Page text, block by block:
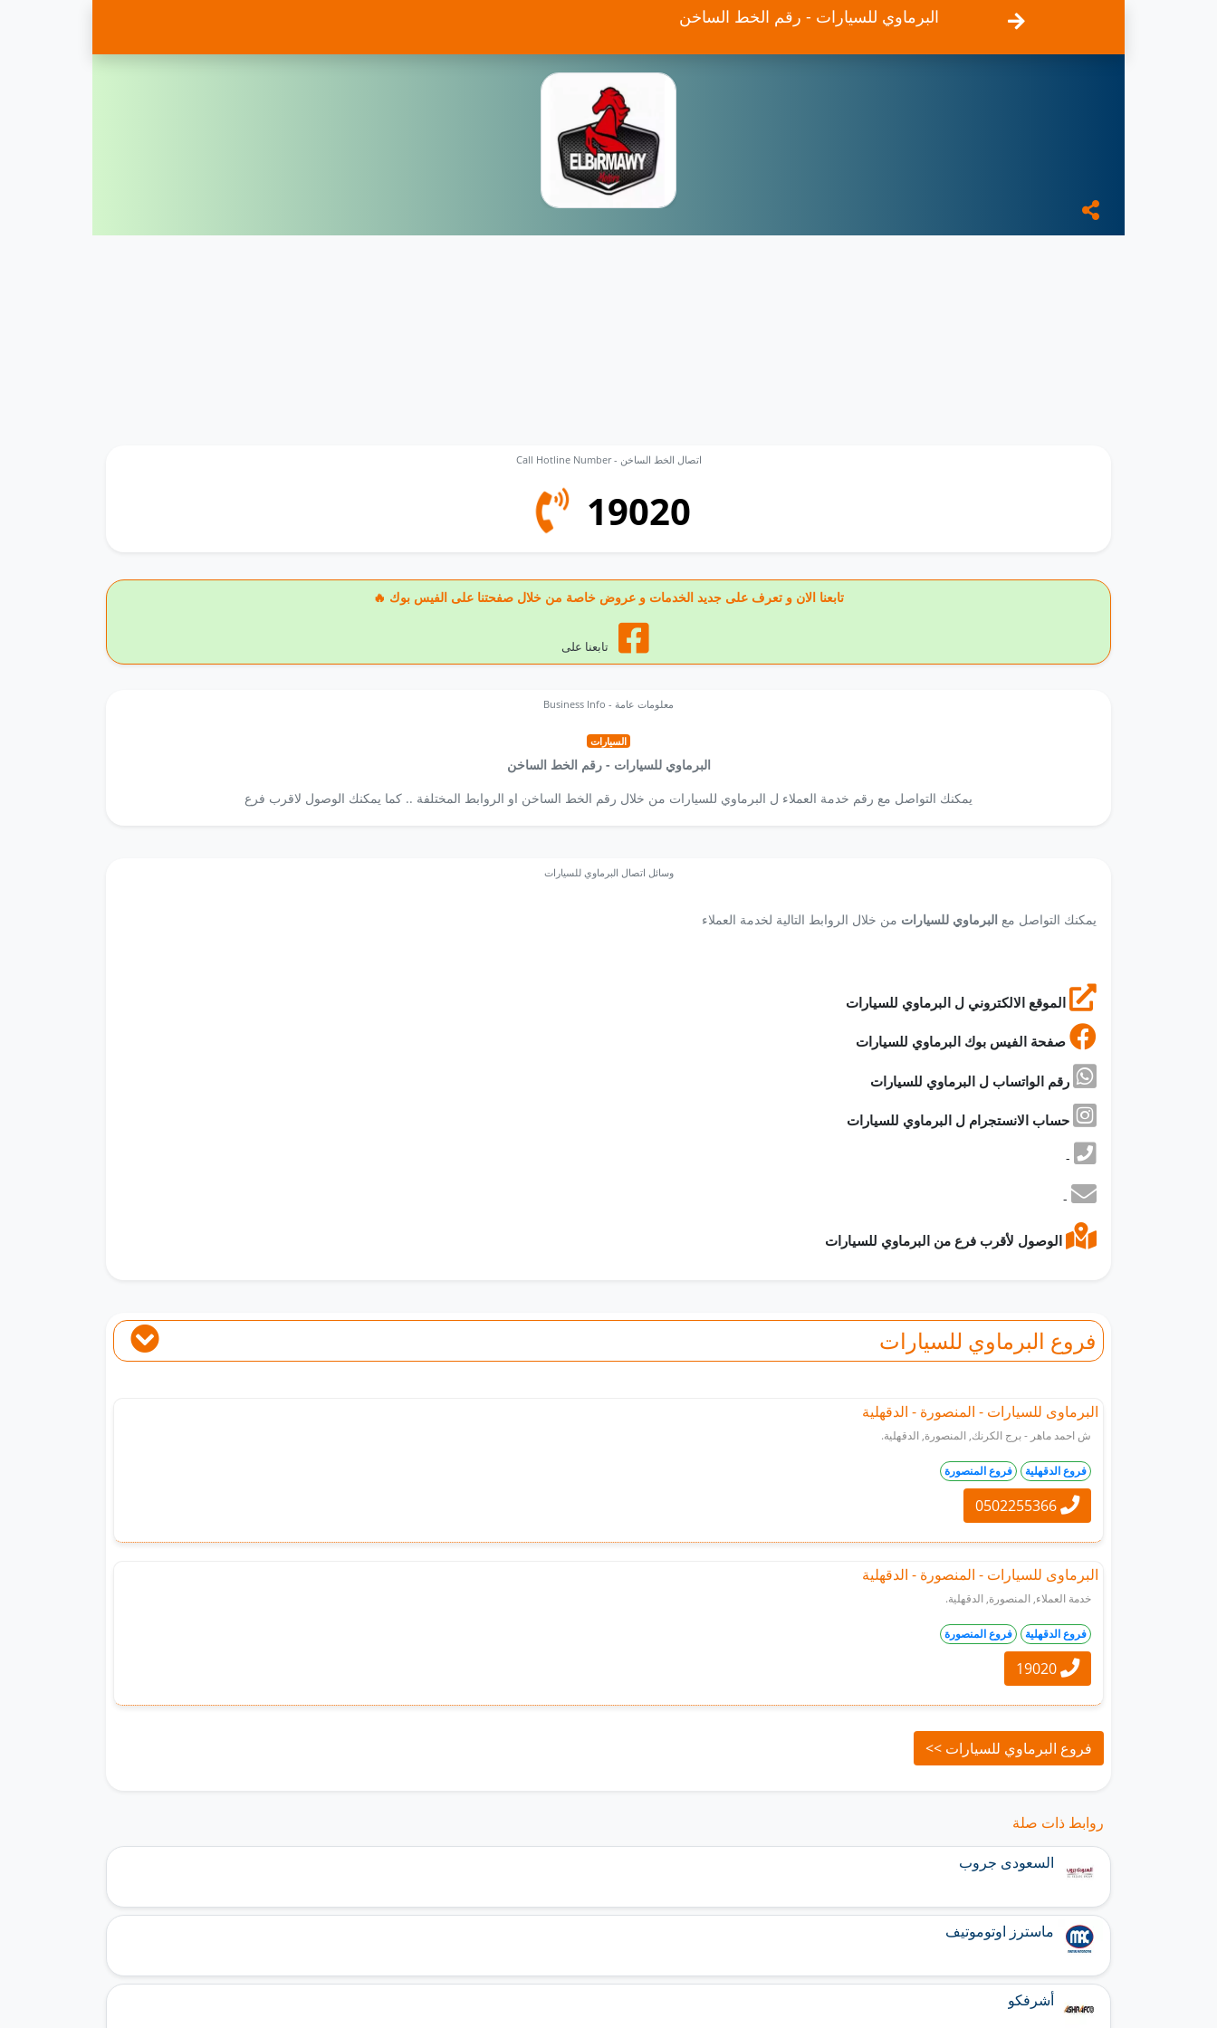
البرماوي للسيارات - رقم الخط الساخن
Call Hotline Number - اتصال الخط الساخن
19020
🔥 تابعنا الان و تعرف على جديد الخدمات و عروض خاصة من خلال صفحتنا على الفيس بوك
تابعنا على
Business Info - معلومات عامة
السيارات
البرماوي للسيارات - رقم الخط الساخن
يمكنك التواصل مع رقم خدمة العملاء ل البرماوي للسيارات من خلال رقم الخط الساخن او الروابط المختلفة .. كما يمكنك الوصول لاقرب فرع
وسائل اتصال البرماوي للسيارات
يمكنك التواصل مع البرماوي للسيارات من خلال الروابط التالية لخدمة العملاء
-
-
فروع البرماوي للسيارات
البرماوى للسيارات - المنصورة - الدقهلية
ش احمد ماهر - برج الكرنك, المنصورة, الدقهلية.
فروع الدقهلية فروع المنصورة
البرماوى للسيارات - المنصورة - الدقهلية
خدمة العملاء, المنصورة, الدقهلية.
فروع الدقهلية فروع المنصورة
فروع البرماوي للسيارات >>
روابط ذات صلة
السعودى جروب
ماسترز اوتوموتيف
أشرفكو